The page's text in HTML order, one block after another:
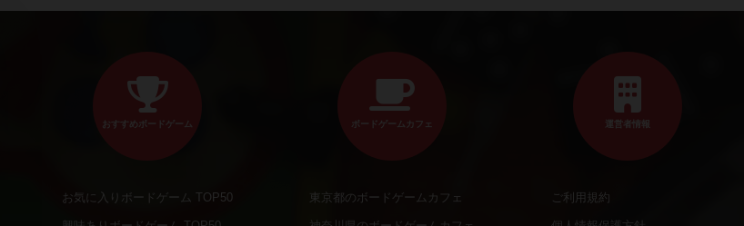
おすすめボードゲーム
お気に入りボードゲーム TOP50
ボードゲームカフェ
東京都のボードゲームカフェ
運営者情報
ご利用規約